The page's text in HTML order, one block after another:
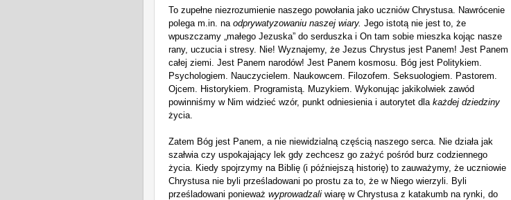
To zupełne niezrozumienie naszego powołania jako uczniów Chrystusa. Nawrócenie
polega m.in. na odprywatyzowaniu naszej wiary. Jego istotą nie jest to , że
wpuszczamy „małego Jezuska” do serduszka i On tam sobie mieszka kojąc nasze
rany, uczucia i stresy. Nie! Wyznajemy, że Jezus Chrystus jest Panem! Jest Panem
całej ziemi. Jest Panem narodów! Jest Panem kosmosu. Bóg jest Politykiem.
Psychologiem. Nauczycielem. Naukowcem. Filozofem. Seksuologiem.
Pastorem.
Ojcem. Historykiem. Programistą. Muzykiem. Wykonując jakikolwiek zawód
powinniśmy w Nim widzieć wzór, punkt odniesienia i autorytet dla każdej dziedziny
życia.
Zatem Bóg jest Panem, a nie niewidzialną częścią naszego serca. Nie działa jak
szałwia czy uspokajający lek gdy zechcesz go zażyć pośród burz codziennego
życia.
Kiedy spojrzymy na Biblię (i późniejszą historię) to zauważymy, że uczniowie
Chrystusa nie byli prześladowani po prostu za to, że w Niego wierzyli. Byli
prześladowani ponieważ wyprowadzali wiarę w Chrystusa z katakumb na rynki, do